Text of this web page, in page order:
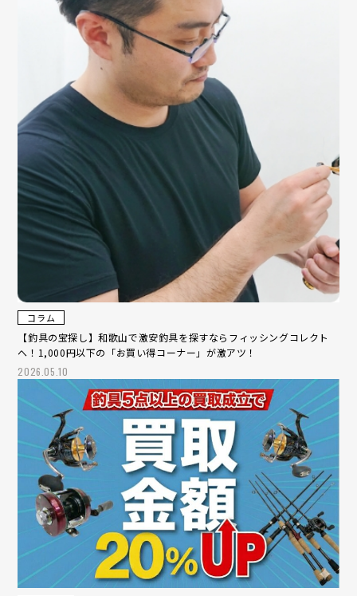
コラム
【釣具の宝探し】和歌山で激安釣具を探すならフィッシングコレクト
へ！1,000円以下の「お買い得コーナー」が激アツ！
2026.05.10